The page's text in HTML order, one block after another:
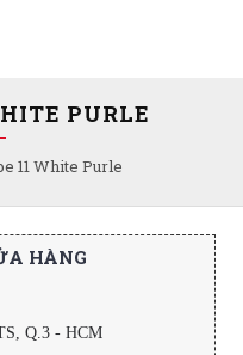
11 White Purle
PURLE
HÀNG
Q.3 - HCM